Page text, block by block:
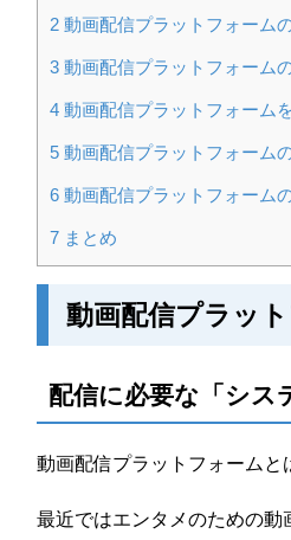
2 動画配信プラットフォーム
3 動画配信プラットフォーム
4 動画配信プラットフォーム
5 動画配信プラットフォーム
6 動画配信プラットフォーム
7 まとめ
動画配信プラッ
配信に必要な「シス
動画配信プラットフォームと
最近ではエンタメのための